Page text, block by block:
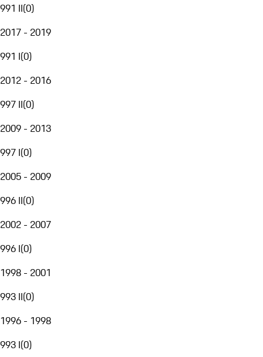
991 II(0)
2017 - 2019
991 I(0)
2012 - 2016
997 II(0)
2009 - 2013
997 I(0)
2005 - 2009
996 II(0)
2002 - 2007
996 I(0)
1998 - 2001
993 II(0)
1996 - 1998
993 I(0)